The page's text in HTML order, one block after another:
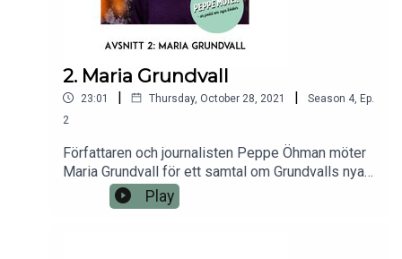
2. Maria Grundvall
23:01 | Thursday, October 28, 2021 | Season 4, Ep.
2
Författaren och journalisten Peppe Öhman möter
Maria Grundvall för ett samtal om Grundvalls nya
roman Enhörningen.
Play